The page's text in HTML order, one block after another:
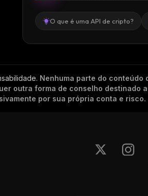
O que é uma API de cripto?
. Nenhuma parte do
outra forma de conselho destinado
por sua própria conta e risco.